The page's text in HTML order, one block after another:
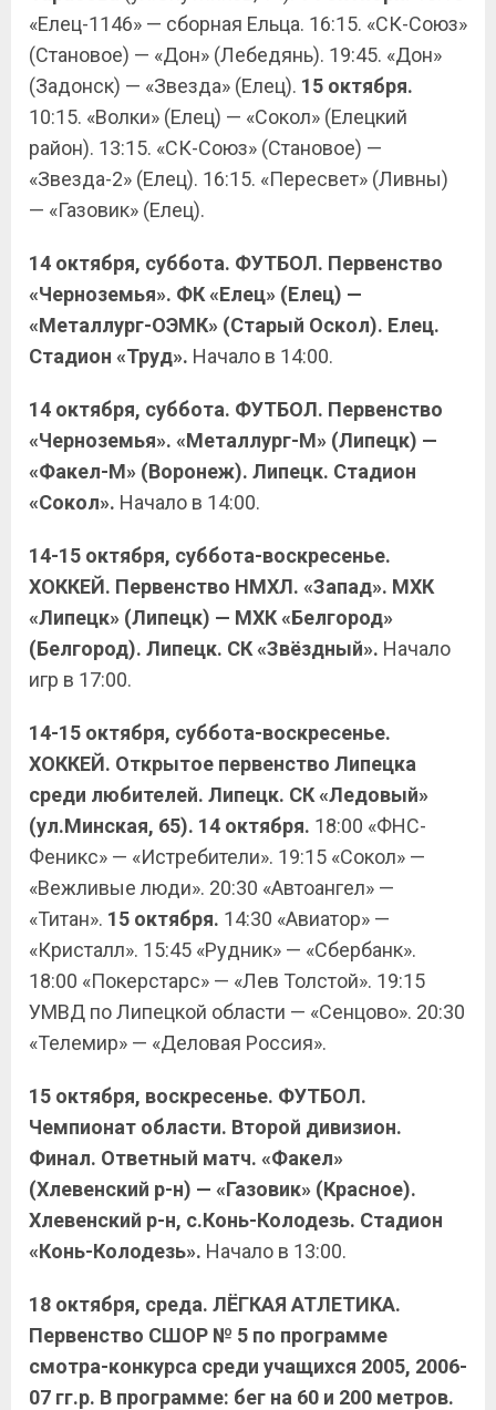
«Елец-1146» — сборная Ельца. 16:15. «СК-Союз»
(Становое) — «Дон» (Лебедянь). 19:45. «Дон»
(Задонск) — «Звезда» (Елец). 15 октября.
10:15. «Волки» (Елец) — «Сокол» (Елецкий
район). 13:15. «СК-Союз» (Становое) —
«Звезда-2» (Елец). 16:15. «Пересвет» (Ливны)
— «Газовик» (Елец).
14 октября, суббота. ФУТБОЛ. Первенство
«Черноземья». ФК «Елец» (Елец) —
«Металлург-ОЭМК» (Старый Оскол). Елец.
Стадион «Труд». Начало в 14:00.
14 октября, суббота. ФУТБОЛ. Первенство
«Черноземья». «Металлург-М» (Липецк) —
«Факел-М» (Воронеж). Липецк. Стадион
«Сокол». Начало в 14:00.
14-15 октября, суббота-воскресенье.
ХОККЕЙ. Первенство НМХЛ. «Запад». МХК
«Липецк» (Липецк) — МХК «Белгород»
(Белгород). Липецк. СК «Звёздный». Начало
игр в 17:00.
14-15 октября, суббота-воскресенье.
ХОККЕЙ. Открытое первенство Липецка
среди любителей. Липецк. СК «Ледовый»
(ул.Минская, 65). 14 октября. 18:00 «ФНС-
Феникс» — «Истребители». 19:15 «Сокол» —
«Вежливые люди». 20:30 «Автоангел» —
«Титан». 15 октября. 14:30 «Авиатор» —
«Кристалл». 15:45 «Рудник» — «Сбербанк».
18:00 «Покерстарс» — «Лев Толстой». 19:15
УМВД по Липецкой области — «Сенцово». 20:30
«Телемир» — «Деловая Россия».
15 октября, воскресенье. ФУТБОЛ.
Чемпионат области. Второй дивизион.
Финал. Ответный матч. «Факел»
(Хлевенский р-н) — «Газовик» (Красное).
Хлевенский р-н, с.Конь-Колодезь. Стадион
«Конь-Колодезь». Начало в 13:00.
18 октября, среда. ЛЁГКАЯ АТЛЕТИКА.
Первенство СШОР № 5 по программе
смотра-конкурса среди учащихся 2005, 2006-
07 гг.р. В программе: бег на 60 и 200 метров.